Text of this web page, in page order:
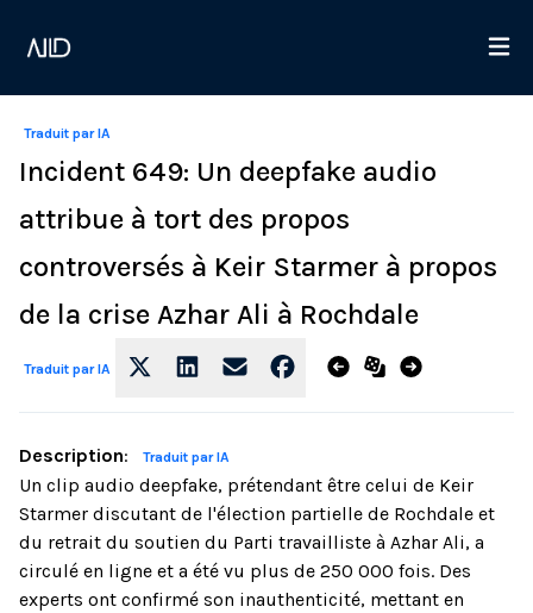
Traduit par IA
Incident 649: Un deepfake audio
attribue à tort des propos
controversés à Keir Starmer à propos
de la crise Azhar Ali à Rochdale
Traduit par IA
Description: Traduit par IA
Un clip audio deepfake, prétendant être celui de Keir
Starmer discutant de l'élection partielle de Rochdale et
du retrait du soutien du Parti travailliste à Azhar Ali, a
circulé en ligne et a été vu plus de 250 000 fois. Des
experts ont confirmé son inauthenticité, mettant en